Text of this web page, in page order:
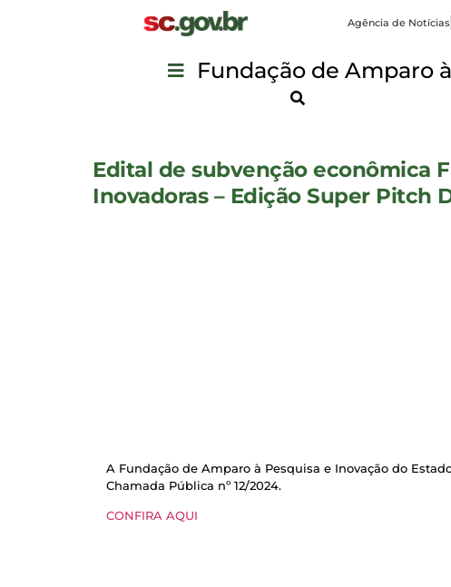
Agência de Notícias
Fundação de Amparo
Edital de subvenção econômica
Inovadoras – Edição Super Pitch
A Fundação de Amparo à Pesquisa e Inovação do
Chamada Pública nº 12/2024.
CONFIRA AQUI